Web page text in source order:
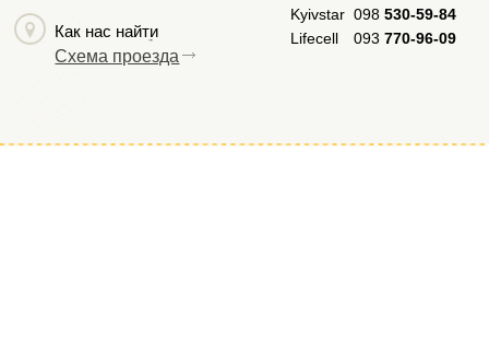
Как нас найти
Схема проезда
Kyivstar 098 530-59-84
Lifecell
093 770-96-09